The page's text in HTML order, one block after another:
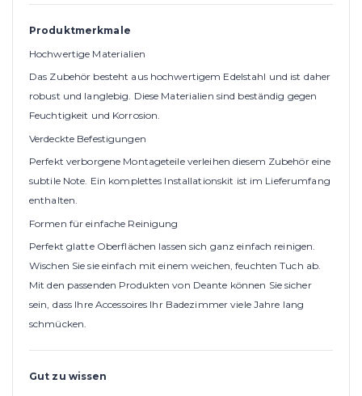
Produktmerkmale
Hochwertige Materialien
Das Zubehör besteht aus hochwertigem Edelstahl und ist daher
robust und langlebig. Diese Materialien sind beständig gegen
Feuchtigkeit und Korrosion.
Verdeckte Befestigungen
Perfekt verborgene Montageteile verleihen diesem Zubehör eine
subtile Note. Ein komplettes Installationskit ist im Lieferumfang
enthalten.
Formen für einfache Reinigung
Perfekt glatte Oberflächen lassen sich ganz einfach reinigen.
Wischen Sie sie einfach mit einem weichen, feuchten Tuch ab.
Mit den passenden Produkten von Deante können Sie sicher
sein, dass Ihre Accessoires Ihr Badezimmer viele Jahre lang
schmücken.
Gut zu wissen